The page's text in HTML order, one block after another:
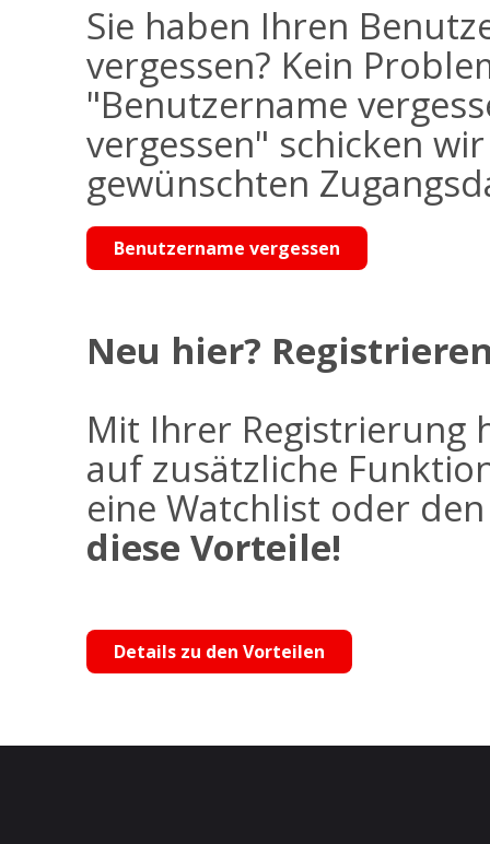
Sie haben Ihren
vergessen? Kein
"Benutzername
vergessen" schicken
gewünschten
Benutzername vergessen
Neu hier?
Mit Ihrer Registrierung
auf zusätzliche
eine Watchlist oder
diese Vorteile!
Details zu den Vorteilen